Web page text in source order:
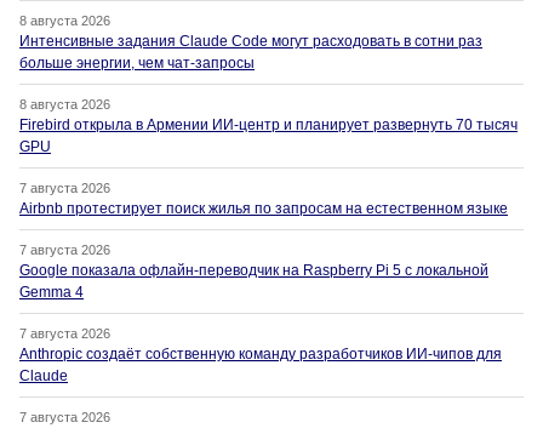
8 августа 2026
Интенсивные задания Claude Code могут расходовать в сотни раз
больше энергии, чем чат-запросы
8 августа 2026
Firebird открыла в Армении ИИ-центр и планирует развернуть 70 тысяч
GPU
7 августа 2026
Airbnb протестирует поиск жилья по запросам на естественном языке
7 августа 2026
Google показала офлайн-переводчик на Raspberry Pi 5 с локальной
Gemma 4
7 августа 2026
Anthropic создаёт собственную команду разработчиков ИИ-чипов для
Claude
7 августа 2026